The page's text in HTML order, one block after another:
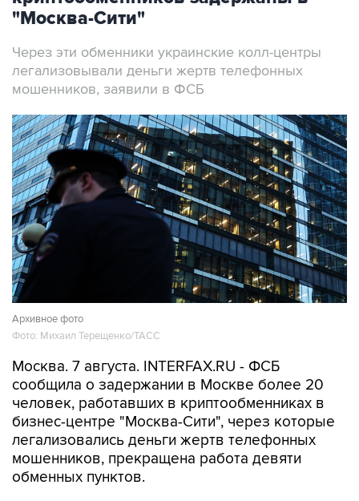
"Москва-Сити"
Через эти обменники украинские колл-центры
легализовывали деньги жертв телефонных
мошенников, заявили в ФСБ
Архивное фото
Фото: Михаил Терещенко/ТАСС
Москва. 7 августа. INTERFAX.RU - ФСБ
сообщила о задержании в Москве более 20
человек, работавших в криптообменниках в
бизнес-центре "Москва-Сити", через которые
легализовались деньги жертв телефонных
мошенников, прекращена работа девяти
обменных пунктов.